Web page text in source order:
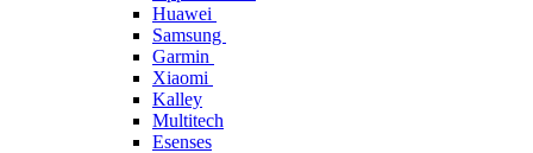
Huawei
Samsung
Garmin
Xiaomi
Kalley
Multitech
Esenses